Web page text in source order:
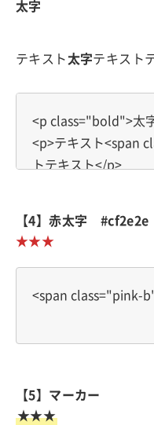
太字
テキスト太字テキスト
【4】赤太字
★★★
【5】マーカー
★★★